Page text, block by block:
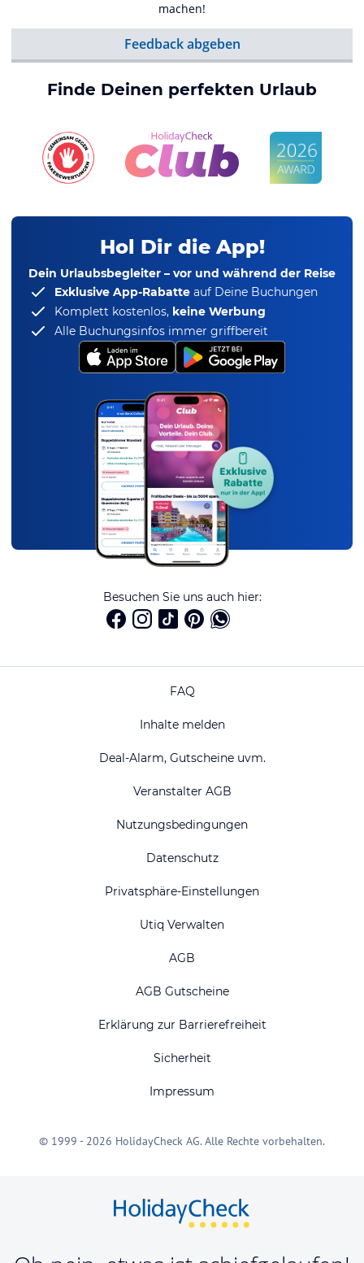
machen!
Feedback abgeben
Finde Deinen perfekten Urlaub
Hol Dir die App!
Dein Urlaubsbegleiter – vor und während der Reise
Exklusive App-Rabatte auf Deine Buchungen
Komplett kostenlos, keine Werbung
Alle Buchungsinfos immer griffbereit
Besuchen Sie uns auch hier:
FAQ
Inhalte melden
Deal-Alarm, Gutscheine uvm.
Veranstalter AGB
Nutzungsbedingungen
Datenschutz
Privatsphäre-Einstellungen
Utiq Verwalten
AGB
AGB Gutscheine
Erklärung zur Barrierefreiheit
Sicherheit
Impressum
© 1999 - 2026 HolidayCheck AG. Alle Rechte vorbehalten.